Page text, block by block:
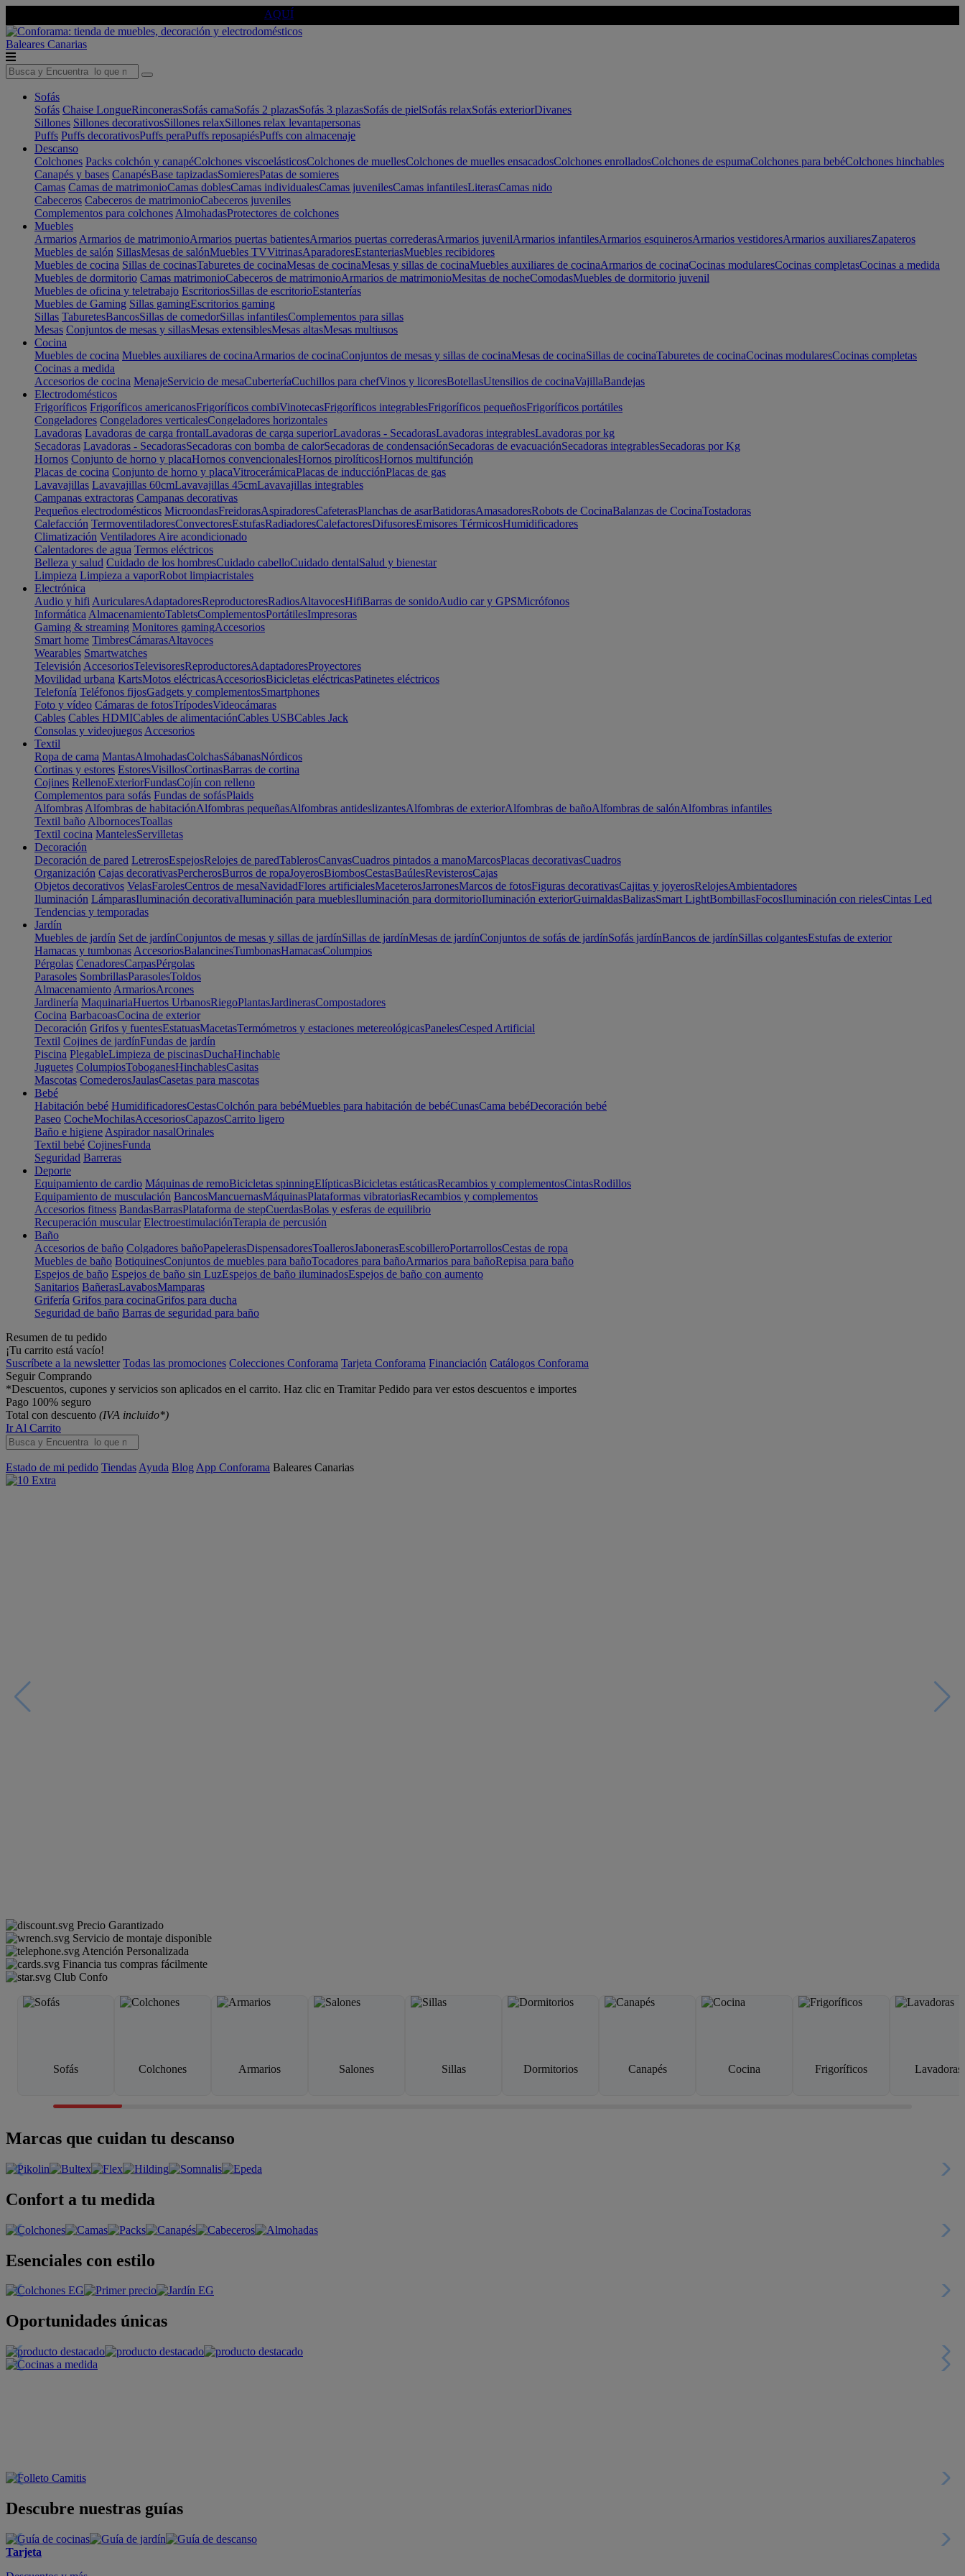
AQUÍ
Baleares Canarias
Sofás
Sofás Chaise LongueRinconerasSofás camaSofás 2 plazasSofás 3 plazasSofás de pielSofás relaxSofás exteriorDivanes
Sillones Sillones decorativosSillones relaxSillones relax levantapersonas
Puffs Puffs decorativosPuffs peraPuffs reposapiésPuffs con almacenaje
Descanso
Colchones Packs colchón y canapéColchones viscoelásticosColchones de muellesColchones de muelles ensacadosColchones enrolladosColchones de espumaColchones para bebéColchones hinchables
Canapés y bases CanapésBase tapizadasSomieresPatas de somieres
Camas Camas de matrimonioCamas doblesCamas individualesCamas juvenilesCamas infantilesLiterasCamas nido
Cabeceros Cabeceros de matrimonioCabeceros juveniles
Complementos para colchones AlmohadasProtectores de colchones
Muebles
Armarios Armarios de matrimonioArmarios puertas batientesArmarios puertas correderasArmarios juvenilArmarios infantilesArmarios esquinerosArmarios vestidoresArmarios auxiliaresZapateros
Muebles de salón SillasMesas de salónMuebles TVVitrinasAparadoresEstanteriasMuebles recibidores
Muebles de cocina Sillas de cocinasTaburetes de cocinaMesas de cocinaMesas y sillas de cocinaMuebles auxiliares de cocinaArmarios de cocinaCocinas modularesCocinas completasCocinas a medida
Muebles de dormitorio Camas matrimonioCabeceros de matrimonioArmarios de matrimonioMesitas de nocheComodasMuebles de dormitorio juvenil
Muebles de oficina y teletrabajo EscritoriosSillas de escritorioEstanterías
Muebles de Gaming Sillas gamingEscritorios gaming
Sillas TaburetesBancosSillas de comedorSillas infantilesComplementos para sillas
Mesas Conjuntos de mesas y sillasMesas extensiblesMesas altasMesas multiusos
Cocina
Muebles de cocina Muebles auxiliares de cocinaArmarios de cocinaConjuntos de mesas y sillas de cocinaMesas de cocinaSillas de cocinaTaburetes de cocinaCocinas modularesCocinas completas
Cocinas a medida
Accesorios de cocina MenajeServicio de mesaCuberteríaCuchillos para chefVinos y licoresBotellasUtensilios de cocinaVajillaBandejas
Electrodomésticos
Frigoríficos Frigoríficos americanosFrigoríficos combiVinotecasFrigoríficos integrablesFrigoríficos pequeñosFrigoríficos portátiles
Congeladores Congeladores verticalesCongeladores horizontales
Lavadoras Lavadoras de carga frontalLavadoras de carga superiorLavadoras - SecadorasLavadoras integrablesLavadoras por kg
Secadoras Lavadoras - SecadorasSecadoras con bomba de calorSecadoras de condensaciónSecadoras de evacuaciónSecadoras integrablesSecadoras por Kg
Hornos Conjunto de horno y placaHornos convencionalesHornos pirolíticosHornos multifunción
Placas de cocina Conjunto de horno y placaVitrocerámicaPlacas de inducciónPlacas de gas
Lavavajillas Lavavajillas 60cmLavavajillas 45cmLavavajillas integrables
Campanas extractoras Campanas decorativas
Pequeños electrodomésticos MicroondasFreidorasAspiradoresCafeterasPlanchas de asarBatidorasAmasadoresRobots de CocinaBalanzas de CocinaTostadoras
Calefacción TermoventiladoresConvectoresEstufasRadiadoresCalefactoresDifusoresEmisores TérmicosHumidificadores
Climatización Ventiladores Aire acondicionado
Calentadores de agua Termos eléctricos
Belleza y salud Cuidado de los hombresCuidado cabelloCuidado dentalSalud y bienestar
Limpieza Limpieza a vaporRobot limpiacristales
Electrónica
Audio y hifi AuricularesAdaptadoresReproductoresRadiosAltavocesHifiBarras de sonidoAudio car y GPSMicrófonos
Informática AlmacenamientoTabletsComplementosPortátilesImpresoras
Gaming & streaming Monitores gamingAccesorios
Smart home TimbresCámarasAltavoces
Wearables Smartwatches
Televisión AccesoriosTelevisoresReproductoresAdaptadoresProyectores
Movilidad urbana KartsMotos eléctricasAccesoriosBicicletas eléctricasPatinetes eléctricos
Telefonía Teléfonos fijosGadgets y complementosSmartphones
Foto y vídeo Cámaras de fotosTrípodesVideocámaras
Cables Cables HDMICables de alimentaciónCables USBCables Jack
Consolas y videojuegos Accesorios
Textil
Ropa de cama MantasAlmohadasColchasSábanasNórdicos
Cortinas y estores EstoresVisillosCortinasBarras de cortina
Cojines RellenoExteriorFundasCojín con relleno
Complementos para sofás Fundas de sofásPlaids
Alfombras Alfombras de habitaciónAlfombras pequeñasAlfombras antideslizantesAlfombras de exteriorAlfombras de bañoAlfombras de salónAlfombras infantiles
Textil baño AlbornocesToallas
Textil cocina MantelesServilletas
Decoración
Decoración de pared LetrerosEspejosRelojes de paredTablerosCanvasCuadros pintados a manoMarcosPlacas decorativasCuadros
Organización Cajas decorativasPercherosBurros de ropaJoyerosBiombosCestasBaúlesRevisterosCajas
Objetos decorativos VelasFarolesCentros de mesaNavidadFlores artificialesMaceterosJarronesMarcos de fotosFiguras decorativasCajitas y joyerosRelojesAmbientadores
Iluminación LámparasIluminación decorativaIluminación para mueblesIluminación para dormitorioIluminación exteriorGuirnaldasBalizasSmart LightBombillasFocosIluminación con rielesCintas Led
Tendencias y temporadas
Jardín
Muebles de jardín Set de jardínConjuntos de mesas y sillas de jardínSillas de jardínMesas de jardínConjuntos de sofás de jardínSofás jardínBancos de jardínSillas colgantesEstufas de exterior
Hamacas y tumbonas AccesoriosBalancinesTumbonasHamacasColumpios
Pérgolas CenadoresCarpasPérgolas
Parasoles SombrillasParasolesToldos
Almacenamiento ArmariosArcones
Jardinería MaquinariaHuertos UrbanosRiegoPlantasJardinerasCompostadores
Cocina BarbacoasCocina de exterior
Decoración Grifos y fuentesEstatuasMacetasTermómetros y estaciones metereológicasPanelesCesped Artificial
Textil Cojines de jardínFundas de jardín
Piscina PlegableLimpieza de piscinasDuchaHinchable
Juguetes ColumpiosToboganesHinchablesCasitas
Mascotas ComederosJaulasCasetas para mascotas
Bebé
Habitación bebé HumidificadoresCestasColchón para bebéMuebles para habitación de bebéCunasCama bebéDecoración bebé
Paseo CocheMochilasAccesoriosCapazosCarrito ligero
Baño e higiene Aspirador nasalOrinales
Textil bebé CojinesFunda
Seguridad Barreras
Deporte
Equipamiento de cardio Máquinas de remoBicicletas spinningElípticasBicicletas estáticasRecambios y complementosCintasRodillos
Equipamiento de musculación BancosMancuernasMáquinasPlataformas vibratoriasRecambios y complementos
Accesorios fitness BandasBarrasPlataforma de stepCuerdasBolas y esferas de equilibrio
Recuperación muscular ElectroestimulaciónTerapia de percusión
Baño
Accesorios de baño Colgadores bañoPapelerasDispensadoresToallerosJabonerasEscobilleroPortarrollosCestas de ropa
Muebles de baño BotiquinesConjuntos de muebles para bañoTocadores para bañoArmarios para bañoRepisa para baño
Espejos de baño Espejos de baño sin LuzEspejos de baño iluminadosEspejos de baño con aumento
Sanitarios BañerasLavabosMamparas
Grifería Grifos para cocinaGrifos para ducha
Seguridad de baño Barras de seguridad para baño
Resumen de tu pedido
¡Tu carrito está vacío!
Suscríbete a la newsletter Todas las promociones Colecciones Conforama Tarjeta Conforama Financiación Catálogos Conforama
Seguir Comprando
*Descuentos, cupones y servicios son aplicados en el carrito. Haz clic en Tramitar Pedido para ver estos descuentos e importes
Pago 100% seguro
Total con descuento (IVA incluido*)
Ir Al Carrito
Estado de mi pedido Tiendas Ayuda Blog App Conforama Baleares Canarias
Precio Garantizado
Servicio de montaje disponible
Atención Personalizada
Financia tus compras fácilmente
Club Confo
Sofás Colchones Armarios Salones Sillas Dormitorios Canapés Cocina Frigoríficos Lavadoras
Marcas que cuidan tu descanso
Confort a tu medida
Esenciales con estilo
Oportunidades únicas
Descubre nuestras guías
Tarjeta